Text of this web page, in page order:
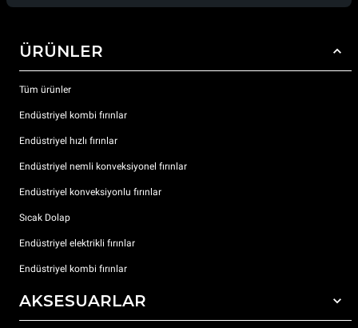
ÜRÜNLER
Tüm ürünler
Endüstriyel kombi fırınlar
Endüstriyel hızlı fırınlar
Endüstriyel nemli konveksiyonel fırınlar
Endüstriyel konveksiyonlu fırınlar
Sıcak Dolap
Endüstriyel elektrikli fırınlar
Endüstriyel kombi fırınlar
AKSESUARLAR